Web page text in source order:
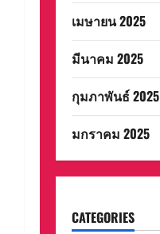
เมษายน 2025
มีนาคม 2025
กุมภาพันธ์ 2025
มกราคม 2025
CATEGORIES